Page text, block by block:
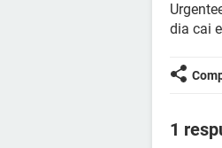
dia cai
1